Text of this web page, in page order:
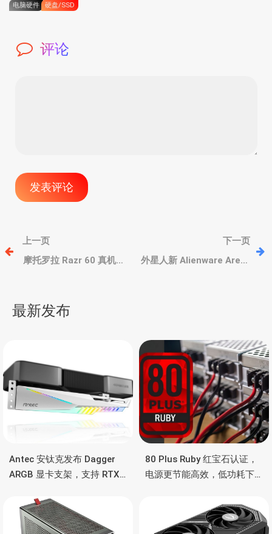
电脑硬件 硬盘/SSD
评论
文
章
航
上一页
摩托罗拉 Razr 60 真机图
下一页
外星人新 Alienware Area-
最新发布
Antec 安钛克发布 Dagger
ARGB 显卡支架，支持 RTX
彩灯效
80 Plus Ruby 红宝石认证，
电源更节能高效，低功耗下